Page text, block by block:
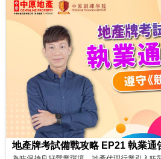
地產牌考試備戰攻略 EP21 執業通